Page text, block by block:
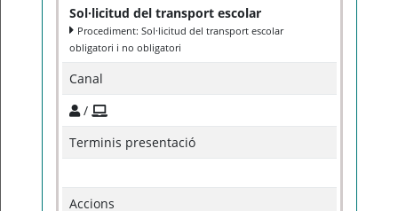
Sol·licitud del transport escolar
Procediment: Sol·licitud del transport escolar
obligatori i no obligatori
Canal
/
Terminis presentació
Accions